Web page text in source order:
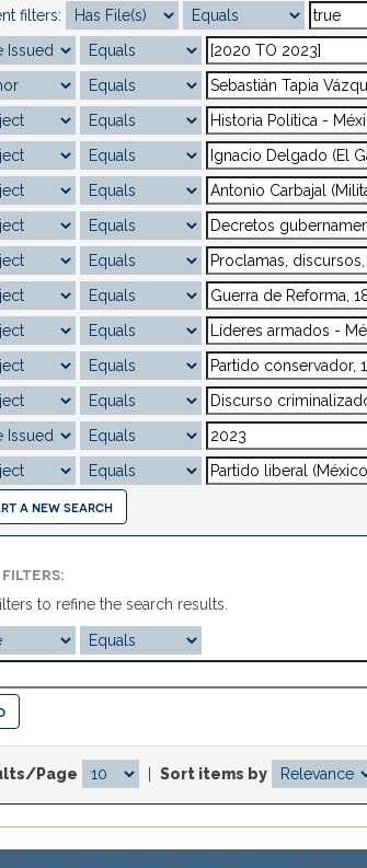
filters:
a new search
filters:
to refine the search results.
Page Sort items by